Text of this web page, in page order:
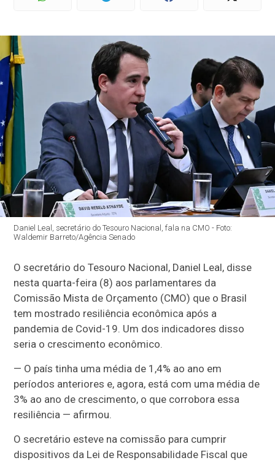
Daniel Leal, secretário do Tesouro Nacional, fala na CMO - Foto:
Waldemir Barreto/Agência Senado
O secretário do Tesouro Nacional, Daniel Leal, disse
nesta quarta-feira (8) aos parlamentares da
Comissão Mista de Orçamento (CMO) que o Brasil
tem mostrado resiliência econômica após a
pandemia de Covid-19. Um dos indicadores disso
seria o crescimento econômico.
— O país tinha uma média de 1,4% ao ano em
períodos anteriores e, agora, está com uma média de
3% ao ano de crescimento, o que corrobora essa
resiliência — afirmou.
O secretário esteve na comissão para cumprir
dispositivos da Lei de Responsabilidade Fiscal que